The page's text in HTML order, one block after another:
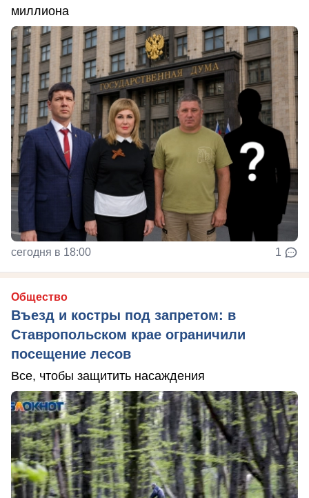
миллиона
сегодня в 18:00 1
Общество
Въезд и костры под запретом: в
Ставропольском крае ограничили
посещение лесов
Все, чтобы защитить насаждения